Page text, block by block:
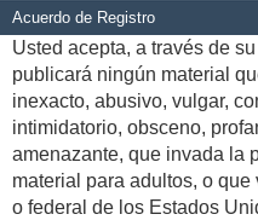
Acuerdo de Registro
Usted acepta, a través de
publicará ningún material
inexacto, abusivo, vulgar,
intimidatorio, obsceno,
amenazante, que invada la
material para adultos, o
o federal de los Estados